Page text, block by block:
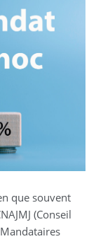
que souvent
(Conseil